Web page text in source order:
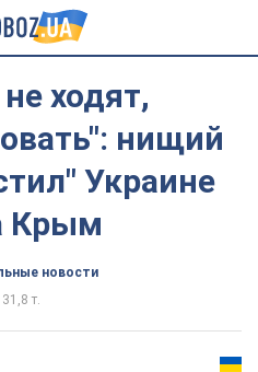
ходят,
нищий
Украине
Крым
новости
31,8 т.